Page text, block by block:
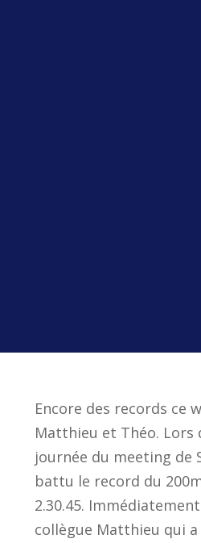
Encore des records ce
Matthieu et Théo. Lors
journée du meeting de
battu le record du
2.30.45.
collègue Matthieu qui